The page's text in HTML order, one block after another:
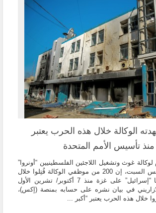
الوكالة خلال هذه الحرب يعتبر
تأسيس الأمم المتحدة
غوث وتشغيل اللاجئين الفلسطينيين “أونروا”
فيليب لازاريني، أمس السبت، إن 200 من موظفي الوكالة قُتِلوا خلال
الحرب التي تشنها “إسرائيل” على غزة منذ 7 أكتوبر/ تشرين الأول
في بيان نشره على حسابه بمنصة (إكس)،
خلال هذه الحرب يعتبر “أكبر ...